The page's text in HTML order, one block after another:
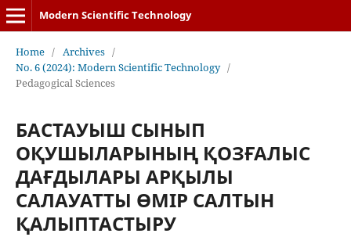
Modern Scientific Technology
Home / Archives /
No. 6 (2024): Modern Scientific Technology /
Pedagogical Sciences
БАСТАУЫШ СЫНЫП
ОҚУШЫЛАРЫНЫҢ ҚОЗҒАЛЫС
ДАҒДЫЛАРЫ АРҚЫЛЫ
САЛАУАТТЫ ӨМІР САЛТЫН
ҚАЛЫПТАСТЫРУ